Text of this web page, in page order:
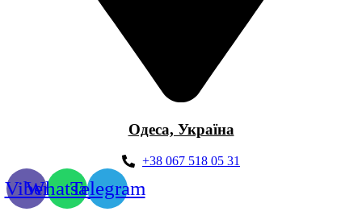
Одеса, Україна
+38 067 518 05 31
ViberWhatsappTelegram